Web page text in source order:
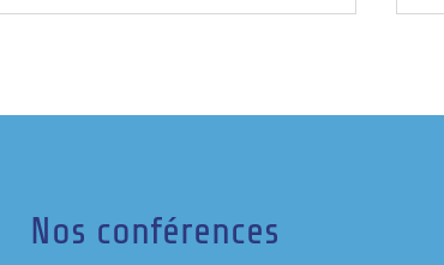
Nos conférences